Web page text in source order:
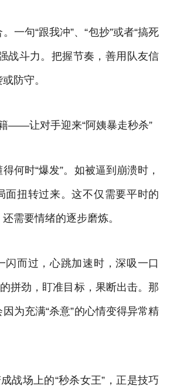
一句“跟我冲”、“包抄”或者“搞死
战斗力。把握节奏，善用队友信
防守。
——让对手迎来“阿姨暴走秒杀”
何时“爆发”。如被逼到崩溃时，
面扭转过来。这不仅需要平时的
需要情绪的逐步磨炼。
闪而过，心跳加速时，深吸一口
拼劲，盯准目标，果断出击。那
为充满“杀意”的心情变得异常精
战场上的“秒杀女王”，正是技巧